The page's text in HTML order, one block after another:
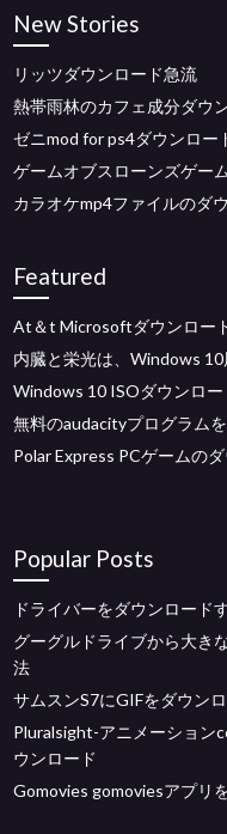
New Stories
リッツダウンロード急流
熱帯雨林のカフェ成分ダウ
ゼニmod for ps4ダウンロー
ゲームオブスローンズゲー
カラオケmp4ファイルのダ
Featured
At＆t Microsoftダウンロー
内臓と栄光は、Windows
Windows 10 ISOダウンロ
無料のaudacityプログラム
Polar Express PCゲームの
Popular Posts
ドライバーをダウンロード
グーグルドライブから大き
法
サムスンS7にGIFをダウン
Pluralsight-アニメーション
ウンロード
Gomovies gomoviesアプリ